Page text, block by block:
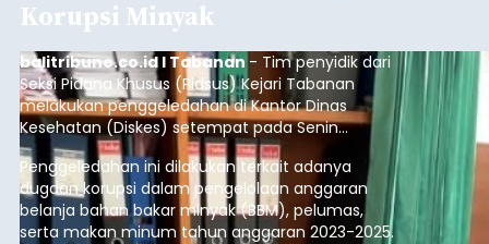
Korupsi Minyak
balitribune.co.id I Tabanan - Tim penyidik dari
Seksi Pidana Khusus (Pidsus) Kejari Tabanan
melakukan penggeledahan di Kantor Dinas
Kesehatan (Diskes) setempat pada Senin
(10/8/2026).
Penggeledahan ini dilakukan terkait adanya
dugaan korupsi dalam pengelolaan anggaran
belanja bahan bakar minyak (BBM), pelumas,
serta makan minum tahun anggaran 2023-2025.